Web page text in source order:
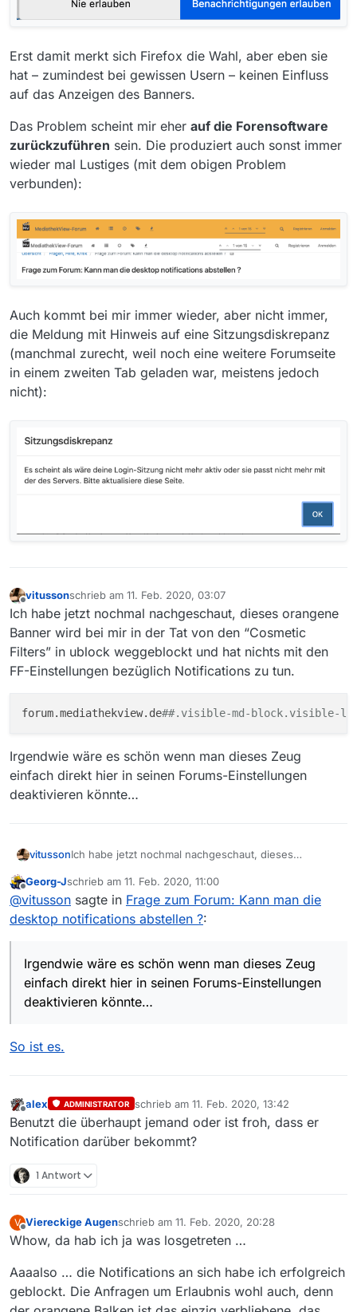
Erst damit merkt sich Firefox die Wahl, aber eben sie
hat – zumindest bei gewissen Usern – keinen Einfluss
auf das Anzeigen des Banners.
Das Problem scheint mir eher auf die Forensoftware
zurückzuführen sein. Die produziert auch sonst immer
wieder mal Lustiges (mit dem obigen Problem
verbunden):
Auch kommt bei mir immer wieder, aber nicht immer,
die Meldung mit Hinweis auf eine Sitzungsdiskrepanz
(manchmal zurecht, weil noch eine weitere Forumseite
in einem zweiten Tab geladen war, meistens jedoch
nicht):
Offline
vitussonschrieb am 11. Feb. 2020, 03:07
zuletzt editiert von
Ich habe jetzt nochmal nachgeschaut, dieses orangene
Banner wird bei mir in der Tat von den “Cosmetic
Filters” in ublock weggeblockt und hat nichts mit den
FF-Einstellungen bezüglich Notifications zu tun.
forum.mediathekview.de##.visible-md-block.visible-
Irgendwie wäre es schön wenn man dieses Zeug
einfach direkt hier in seinen Forums-Einstellungen
deaktivieren könnte…
vitussonIch habe jetzt nochmal nachgeschaut, dieses
“Cosmetic Filters” in ublock weggeblockt und hat
nichts mit den FF-Einstellungen bezüglich
Notifications zu tun.
Irgendwie wäre es schön wenn man dieses Zeug
einfach direkt hier in seinen Forums-Einstellungen
Offline
Georg-Jschrieb am 11. Feb. 2020, 11:00
zuletzt editiert von
@vitusson sagte in Frage zum Forum: Kann man die
desktop notifications abstellen ?:
Irgendwie wäre es schön wenn man dieses Zeug
einfach direkt hier in seinen Forums-Einstellungen
deaktivieren könnte…
So ist es.
Offline
alex ADMINISTRATOR schrieb am 11. Feb. 2020, 13:42
zuletzt editiert von
Benutzt die überhaupt jemand oder ist froh, dass er
Notification darüber bekommt?
1 Antwort
V
Offline
Viereckige Augenschrieb am 11. Feb. 2020, 20:28
zuletzt editiert von
Whow, da hab ich ja was losgetreten …
Aaaalso … die Notifications an sich habe ich erfolgreich
geblockt. Die Anfragen um Erlaubnis wohl auch, denn